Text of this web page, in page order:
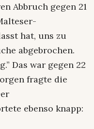
Abbruch gegen 21
hat, uns zu
abgebrochen.
Das war gegen 22
fragte die
ebenso knapp: